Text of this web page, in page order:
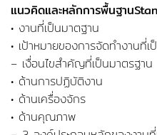
แนวคิดและหลักการพื้นฐาน
• งานที่เป็นมาตฐาน
• เป้าหมายของการจัดทำงานที่เ
– เงื่อนไขสำคัญที่เป็นมาตรฐาน
• ด้านการปฏิบัติงาน
• ด้านเครื่องจักร
• ด้านคุณภาพ